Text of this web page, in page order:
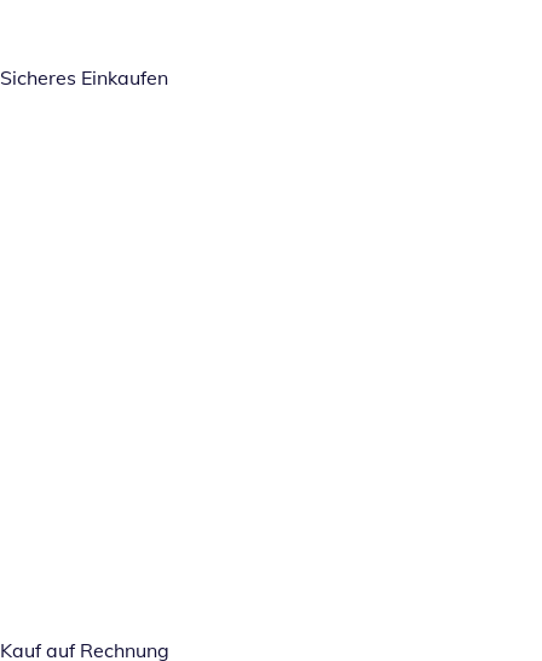
Sicheres Einkaufen
Kauf auf Rechnung